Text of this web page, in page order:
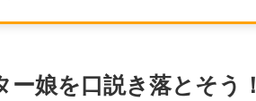
娘を口説き落とそう！